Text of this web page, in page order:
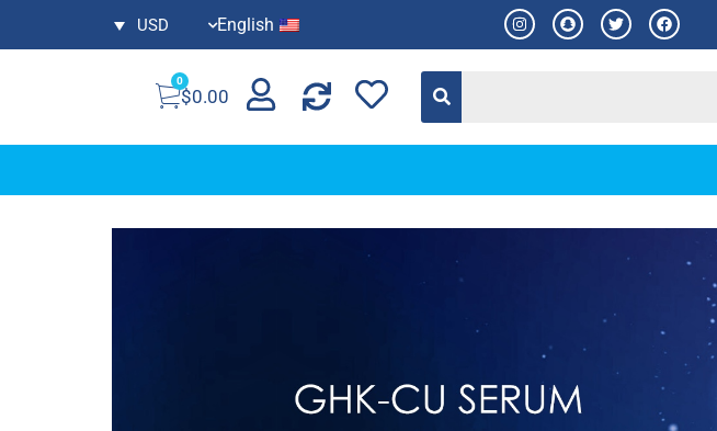
USD English
$0.00
0